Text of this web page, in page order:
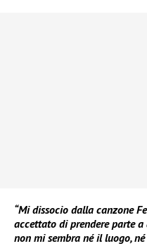
“Mi dissocio dalla canzone
accettato di prendere parte
non mi sembra né il luogo,